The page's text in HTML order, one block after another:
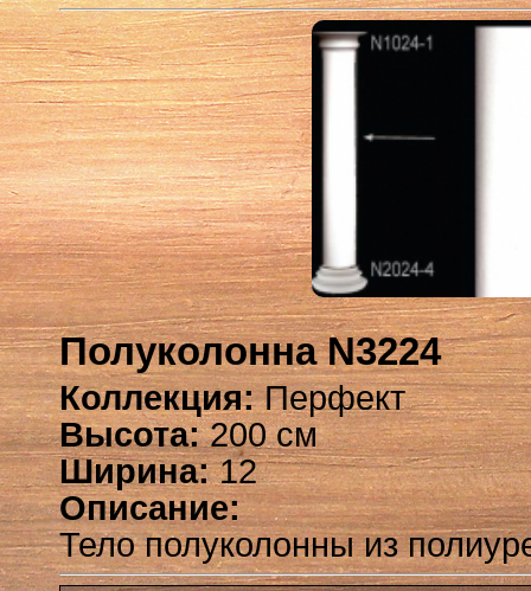
Полуколонна N3224
Коллекция:Перфект
Высота:200 см
Ширина:12
Описание:
Тело полуколонны из